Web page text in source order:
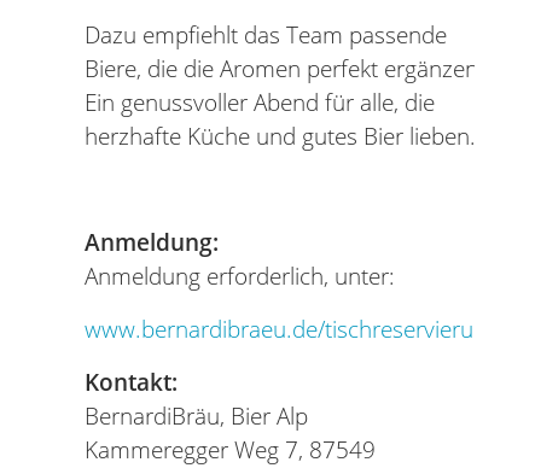
Dazu empfiehlt das Team passende
Biere, die die Aromen perfekt ergänzen.
Ein genussvoller Abend für alle, die
herzhafte Küche und gutes Bier lieben.
Anmeldung:
Anmeldung erforderlich, unter:
www.bernardibraeu.de/tischreservierung
Kontakt:
BernardiBräu, Bier Alp
Kammeregger Weg 7, 87549